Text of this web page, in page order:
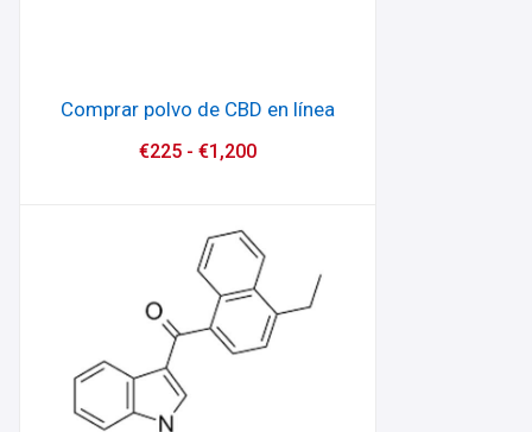
Comprar polvo de CBD en línea
€225- €1,200